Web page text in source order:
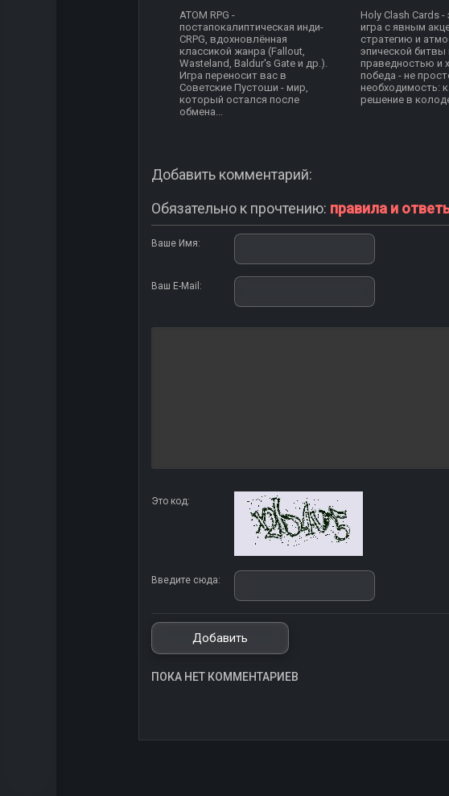
ATOM RPG -
постапокалиптическая инди-
CRPG, вдохновлённая
классикой жанра (Fallout,
Wasteland, Baldur's Gate и др.).
Игра переносит вас в
Советские Пустоши - мир,
который остался после
обмена...
Holy Clash Cards -
игра с явным
стратегию и
эпической
праведностью и
победа - не
необходимость:
решение в
Добавить комментарий:
Обязательно к прочтению: правила и
Ваше Имя:
Ваш E-Mail:
Это код:
Введите сюда:
ПОКА НЕТ КОММЕНТАРИЕВ